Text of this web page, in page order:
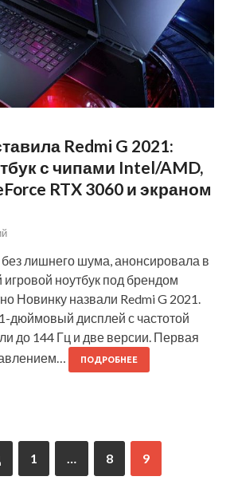
Redmi G 2021:
с чипами Intel/AMD,
RTX 3060 и экраном
лишнего шума, анонсировала в
ноутбук под брендом
Новинку назвали Redmi G 2021.
дюймовый дисплей с частотой
до 144 Гц и две версии. Первая
ПОДРОБНЕЕ
1 8 9